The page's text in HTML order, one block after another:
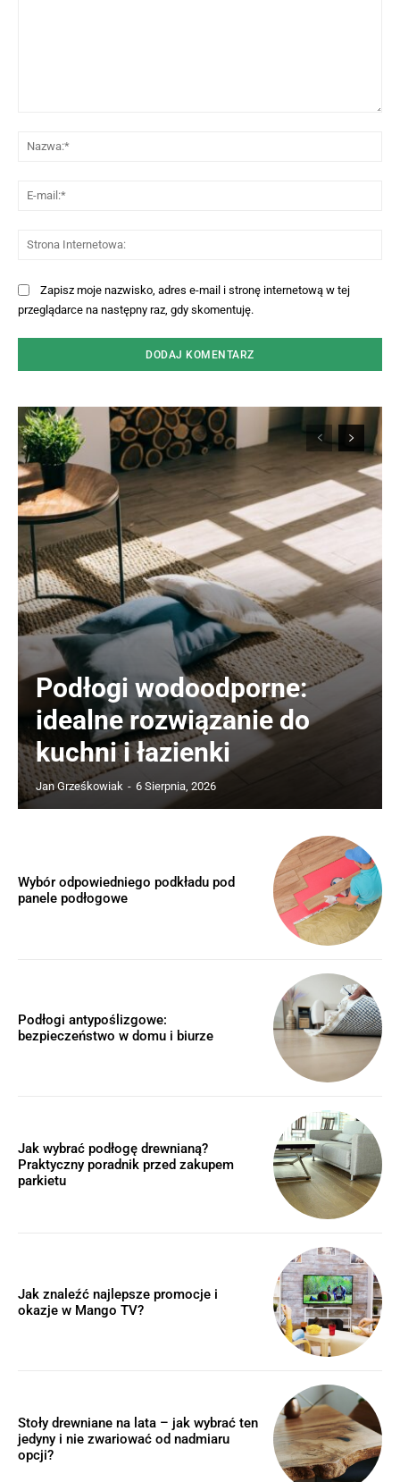
Zapisz moje nazwisko, adres e-mail i stronę internetową w tej
przeglądarce na następny raz, gdy skomentuję.
Podłogi wodoodporne:
idealne rozwiązanie do
kuchni i łazienki
Jan Grześkowiak - 6 Sierpnia, 2026
Wybór odpowiedniego podkładu pod
panele podłogowe
Podłogi antypoślizgowe:
bezpieczeństwo w domu i biurze
Jak wybrać podłogę drewnianą?
Praktyczny poradnik przed zakupem
parkietu
Jak znaleźć najlepsze promocje i
okazje w Mango TV?
Stoły drewniane na lata – jak wybrać ten
jedyny i nie zwariować od nadmiaru
opcji?